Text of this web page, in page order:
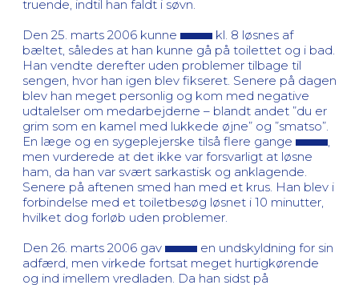
truende, indtil han faldt i søvn.
Den 25. marts 2006 kunne
kl. 8 løsnes af
bæltet, således at han kunne gå på toilettet og i bad.
Han vendte derefter uden problemer tilbage til
sengen, hvor han igen blev fikseret. Senere på dagen
blev han meget personlig og kom med negative
udtalelser om medarbejderne – blandt andet ”du er
grim som en kamel med lukkede øjne” og ”smatso”.
En læge og en sygeplejerske tilså flere gange
men vurderede at det ikke var forsvarligt at løsne
ham, da han var svært sarkastisk og anklagende.
Senere på aftenen smed han med et krus. Han blev i
forbindelse med et toiletbesøg løsnet i 10 minutter,
hvilket dog forløb uden problemer.
Den 26. marts 2006 gav
en undskyldning for sin
adfærd, men virkede fortsat meget hurtigkørende
og ind imellem vredladen. Da han sidst på